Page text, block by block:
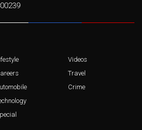
Videos
Travel
Crime